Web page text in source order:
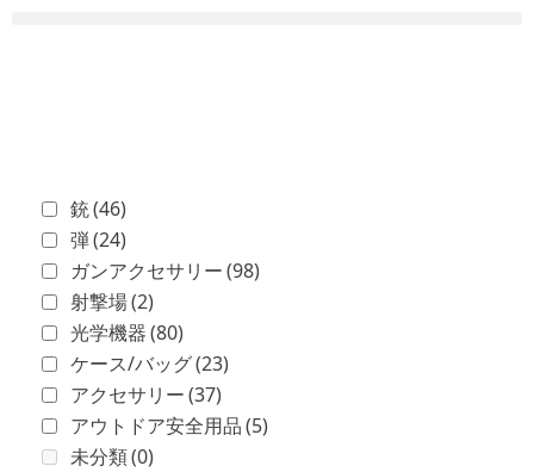
銃(46)
弾(24)
ガンアクセサリー(98)
射撃場(2)
光学機器(80)
ケース/バッグ(23)
アクセサリー(37)
アウトドア安全用品(5)
未分類(0)